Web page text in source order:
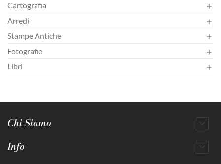
Cartografia 
Arredi 
Stampe Antiche 
Fotografie 
Libri 
Chi Siamo 
Info 